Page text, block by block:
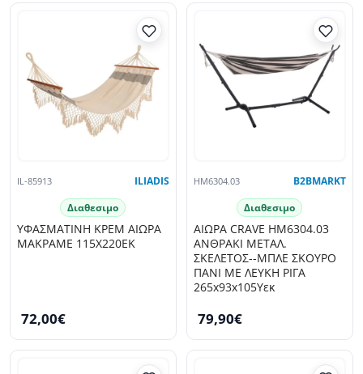
IL-85913 ILIADIS
Διαθεσιμο
ΥΦΑΣΜΑΤΙΝΗ ΚΡΕΜ ΑΙΩΡΑ
ΜΑΚΡΑΜΕ 115Χ220ΕΚ
72,00€
HM6304.03 B2BMARKT
Διαθεσιμο
ΑΙΩΡΑ CRAVE HM6304.03
ΑΝΘΡΑΚΙ ΜΕΤΑΛ.
ΣΚΕΛΕΤΟΣ--ΜΠΛΕ ΣΚΟΥΡΟ
ΠΑΝΙ ΜΕ ΛΕΥΚΗ ΡΙΓΑ
265x93x105Υεκ
79,90€